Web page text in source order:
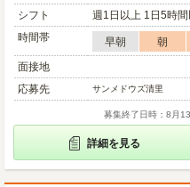
シフト
週1日以上 1日5時
時間帯
早朝 朝
面接地
応募先
サンメドウズ清里
募集終了日時：8月
詳細を見る